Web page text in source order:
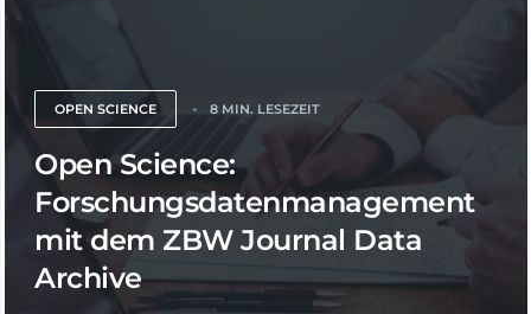
OPEN SCIENCE 8 MIN. LESEZEIT
Open Science:
Forschungsdatenmanagement
mit dem ZBW Journal Data
Archive